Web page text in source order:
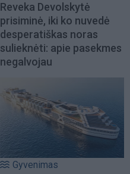
Reveka Devolskytė
prisiminė, iki ko nuvedė
desperatiškas noras
sulieknėti: apie pasekmes
negalvojau
Gyvenimas